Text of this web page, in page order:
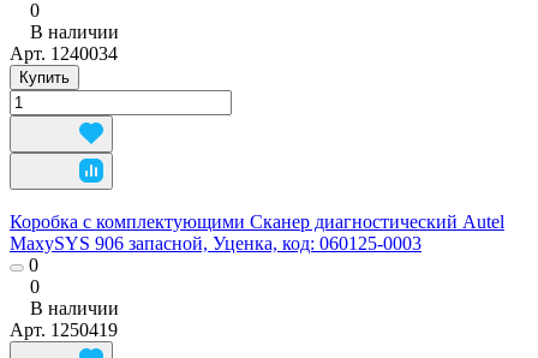
0
В наличии
Арт. 1240034
Купить
Коробка с комплектующими Сканер диагностический Autel
MaxySYS 906 запасной, Уценка, код: 060125-0003
0
0
В наличии
Арт. 1250419